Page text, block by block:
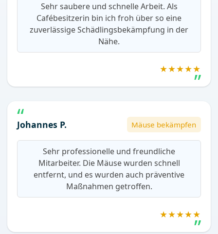
Sehr saubere und schnelle Arbeit. Als
Cafébesitzerin bin ich froh über so eine
zuverlässige Schädlingsbekämpfung in der
Nähe.
★★★★★
Johannes P. Mäuse bekämpfen
Sehr professionelle und freundliche
Mitarbeiter. Die Mäuse wurden schnell
entfernt, und es wurden auch präventive
Maßnahmen getroffen.
★★★★★